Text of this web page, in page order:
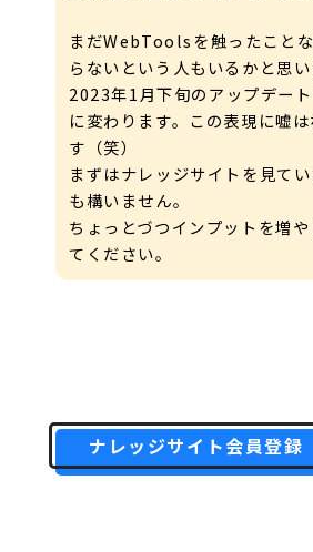
まだWebToolsを触ったこと
らないという人もいるかと思い
2023年1月下旬のアップデー
に変わります。この表現に嘘
す（笑）
まずはナレッジサイトを見て
も構いません。
ちょっとづつインプットを増
てください。
ナレッジサイト会員登録